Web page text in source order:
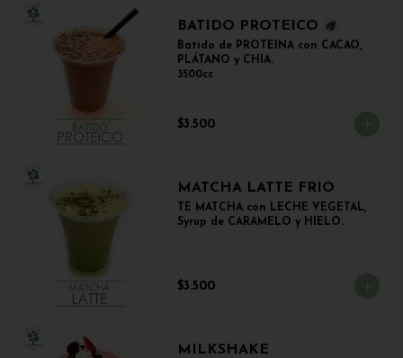
BATIDO PROTEICO
Batido de PROTEINA con CACAO,
PLÁTANO y CHIA.
3500cc
$3.500
MATCHA LATTE FRIO
TÉ MATCHA con LECHE VEGETAL,
Syrup de CARAMELO y HIELO.
$3.500
MILKSHAKE